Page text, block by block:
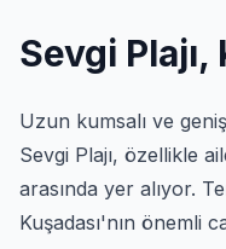
Sevgi Plajı,
Uzun kumsalı ve
Sevgi Plajı, özellikle
arasında yer alıyor.
Kuşadası'nın önemli